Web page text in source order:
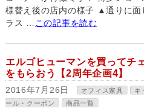
様替え後の店内の様子 ▲通りに面
ラス …
この記事を読む
エルゴヒューマンを買ってチ
をもらおう【2周年企画4】
2016年7月26日 オフィス家具
キ
ール・クーポン
商品一覧